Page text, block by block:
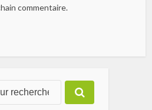
commentaire.